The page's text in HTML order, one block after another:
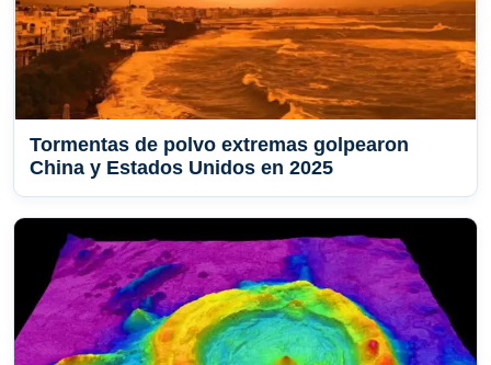
Tormentas de polvo extremas golpearon
China y Estados Unidos en 2025